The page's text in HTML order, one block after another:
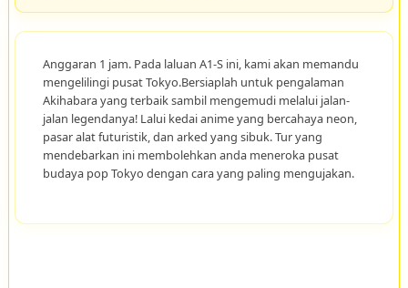
Anggaran 1 jam. Pada laluan A1-S ini, kami akan memandu
mengelilingi pusat Tokyo.Bersiaplah untuk pengalaman
Akihabara yang terbaik sambil mengemudi melalui jalan-
jalan legendanya! Lalui kedai anime yang bercahaya neon,
pasar alat futuristik, dan arked yang sibuk. Tur yang
mendebarkan ini membolehkan anda meneroka pusat
budaya pop Tokyo dengan cara yang paling mengujakan.